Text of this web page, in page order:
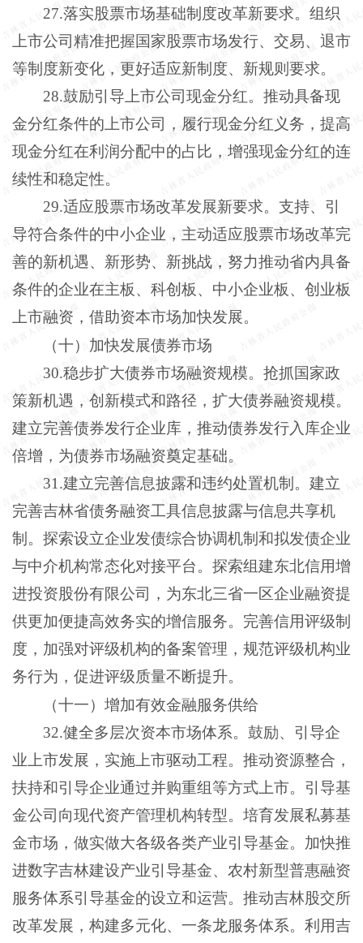
27.落实股票市场基础制度改革新要求。组织
上市公司精准把握国家股票市场发行、交易、退市
等制度新变化，更好适应新制度、新规则要求。
28.鼓励引导上市公司现金分红。推动具备现
金分红条件的上市公司，履行现金分红义务，提高
现金分红在利润分配中的占比，增强现金分红的连
续性和稳定性。
29.适应股票市场改革发展新要求。支持、引
导符合条件的中小企业，主动适应股票市场改革完
善的新机遇、新形势、新挑战，努力推动省内具备
条件的企业在主板、科创板、中小企业板、创业板
上市融资，借助资本市场加快发展。
（十）加快发展债券市场
30.稳步扩大债券市场融资规模。抢抓国家政
策新机遇，创新模式和路径，扩大债券融资规模。
建立完善债券发行企业库，推动债券发行入库企业
倍增，为债券市场融资奠定基础。
31.建立完善信息披露和违约处置机制。建立
完善吉林省债务融资工具信息披露与信息共享机
制。探索设立企业发债综合协调机制和拟发债企业
与中介机构常态化对接平台。探索组建东北信用增
进投资股份有限公司，为东北三省一区企业融资提
供更加便捷高效务实的增信服务。完善信用评级制
度，加强对评级机构的备案管理，规范评级机构业
务行为，促进评级质量不断提升。
（十一）增加有效金融服务供给
32.健全多层次资本市场体系。鼓励、引导企
业上市发展，实施上市驱动工程。推动资源整合，
扶持和引导企业通过并购重组等方式上市。引导基
金公司向现代资产管理机构转型。培育发展私募基
金市场，做实做大各级各类产业引导基金。加快推
进数字吉林建设产业引导基金、农村新型普惠融资
服务体系引导基金的设立和运营。推动吉林股交所
改革发展，构建多元化、一条龙服务体系。利用吉